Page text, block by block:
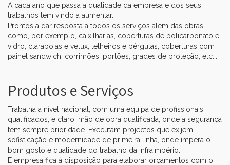
▼
A cada ano que passa a qualidade da empresa e dos seus
trabalhos tem vindo a aumentar.
Prontos a dar resposta a todos os serviços além das obras
como, por exemplo, caixilharias, coberturas de policarbonato e
vidro, claraboias e velux, telheiros e pérgulas, coberturas com
painel sandwich, corrimões, portões, grades de proteção, etc...
Produtos e Serviços
Trabalha a nível nacional, com uma equipa de profissionais
qualificados, e claro, mão de obra qualificada, onde a segurança
tem sempre prioridade. Executam projectos que exijem
sofisticação e modernidade de primeira linha, onde impera o
bom gosto e qualidade do trabalho da Infraimpério.
E empresa fica à disposição para elaborar orçamentos com o